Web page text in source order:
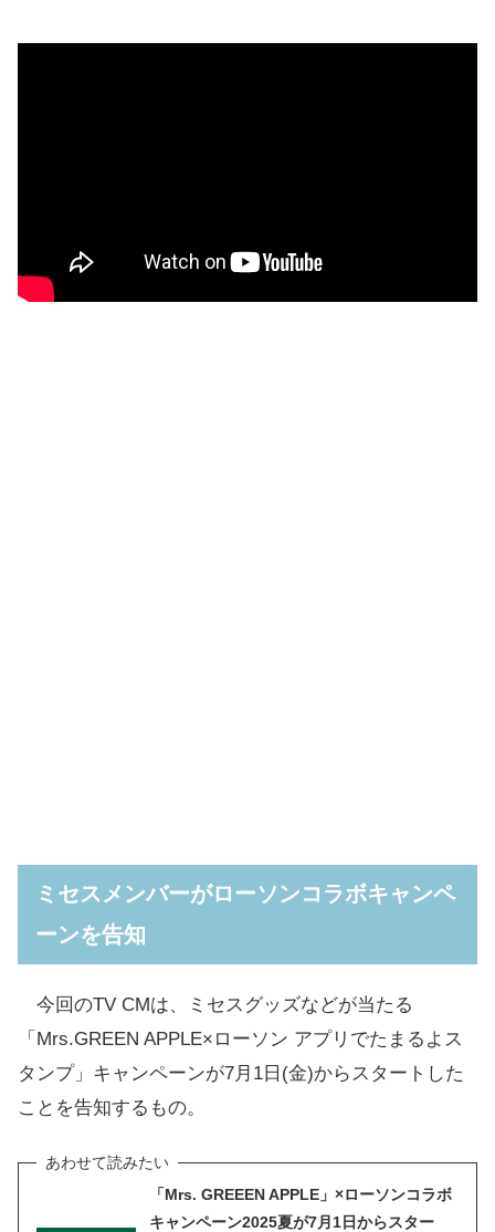
ミセスメンバーがローソンコラボキャンペ
ーンを告知
今回のTV CMは、ミセスグッズなどが当たる
「Mrs.GREEN APPLE×ローソン アプリでたまるよス
タンプ」キャンペーンが7月1日(金)からスタートした
ことを告知するもの。
「Mrs. GREEEN APPLE」×ローソンコラボ
キャンペーン2025夏が7月1日からスター